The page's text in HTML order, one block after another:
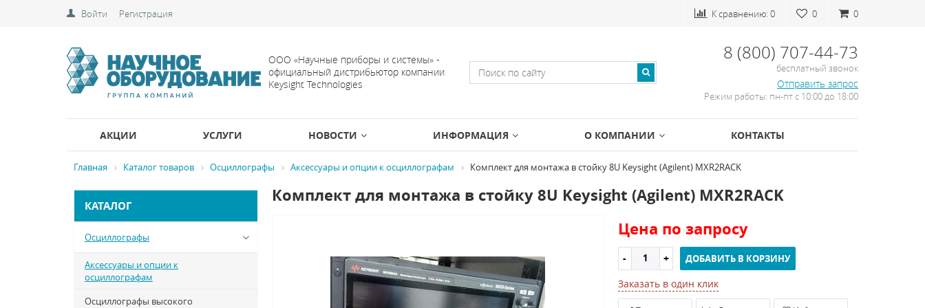
Войти Регистрация 0
0
К сравнению: 0
ООО «Научные приборы и системы» -
официальный дистрибьютор компании
Keysight Technologies
8 (800) 707-44-73
бесплатный звонок
Отправить запрос
Режим работы: пн-пт с 10:00 до 18:00
АКЦИИ УСЛУГИ НОВОСТИ ИНФОРМАЦИЯ О КОМПАНИИ КОНТАКТЫ
Главная Каталог товаров Осциллографы Аксессуары и опции к осциллографам Комплект для монтажа в стойку 8U Keysight (Agilent) MXR2RACK
КАТАЛОГ
Осциллографы
Аксессуары и опции к
осциллографам
Осциллографы высокого
Комплект для монтажа в стойку 8U Keysight (Agilent) MXR2RACK
Цена по запросу
ДОБАВИТЬ В КОРЗИНУ
Заказать в один клик